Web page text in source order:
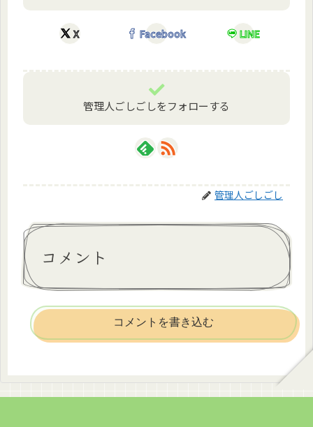
X Facebook LINE
管理人ごしごしをフォローする
管理人ごしごし
コメント
コメントを書き込む